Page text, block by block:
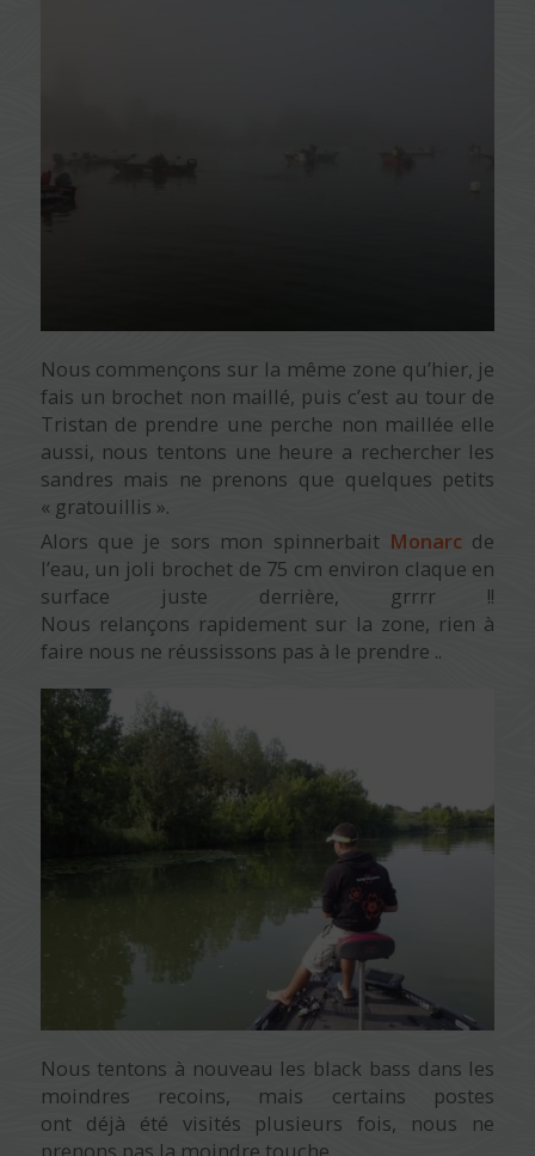
Nous commençons sur la même zone qu’hier, je
fais un brochet non maillé, puis c’est au tour de
Tristan de prendre une perche non maillée elle
aussi, nous tentons une heure a rechercher les
sandres mais ne prenons que quelques petits
« gratouillis ».
Alors que je sors mon spinnerbait Monarc de
l’eau, un joli brochet de 75 cm environ claque en
surface juste derrière, grrrr !!
Nous relançons rapidement sur la zone, rien à
faire nous ne réussissons pas à le prendre ..
Nous tentons à nouveau les black bass dans les
moindres recoins, mais certains postes
ont déjà été visités plusieurs fois, nous ne